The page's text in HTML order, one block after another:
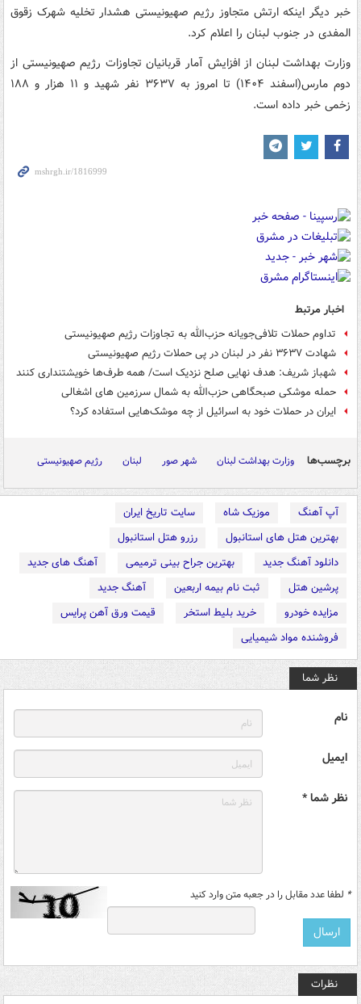
خبر دیگر اینکه ارتش متجاوز رژیم صهیونیستی هشدار تخلیه شهرک زقوق
المفدی در جنوب لبنان را اعلام کرد.
وزارت بهداشت لبنان از افزایش آمار قربانیان تجاوزات رژیم صهیونیستی از
دوم مارس(اسفند ۱۴۰۴) تا امروز به ۳۶۳۷ نفر شهید و ۱۱ هزار و ۱۸۸
زخمی خبر داده است.
اخبار مرتبط
تداوم حملات تلافی‌جویانه حزب‌الله به تجاوزات رژیم صهیونیستی
شهادت ۳۶۳۷ نفر در لبنان در پی حملات رژیم صهیونیستی
شهباز شریف: هدف نهایی صلح نزدیک است/ همه طرف‌ها خویشتنداری کنند
حمله موشکی صبحگاهی حزب‌الله به شمال سرزمین های اشغالی
ایران در حملات خود به اسرائیل از چه موشک‌هایی استفاده کرد؟
برچسب‌ها وزارت بهداشت لبنان شهر صور لبنان رژیم صهیونیستی
آپ آهنگ موزیک شاه
سایت تاریخ ایران
بهترین هتل های استانبول
رزرو هتل استانبول
دانلود آهنگ جدید
بهترین جراح بینی ترمیمی
آهنگ های جدید
پرشین هتل
ثبت نام بیمه اربعین
آهنگ جدید
مزایده خودرو
خرید بلیط استخر
قیمت ورق آهن پرایس
فروشنده مواد شیمیایی
نظر شما
نام
ایمیل
نظر شما *
* لطفا عدد مقابل را در جعبه متن وارد کنید
نظرات